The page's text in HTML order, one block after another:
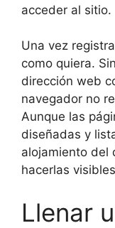
acceder al sitio.
Una vez
como quiera.
dirección web
navegador no
Aunque las
diseñadas y
alojamiento del
hacerlas
Llenar